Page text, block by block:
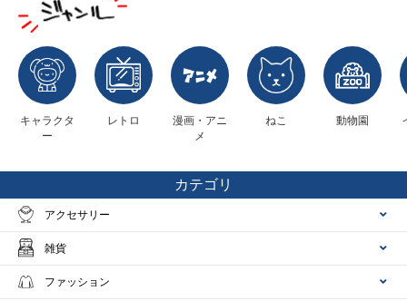
キャラクタ
ー
レトロ
漫画・アニ
メ
ねこ 動物園
カテゴリ
アクセサリー
雑貨
ファッション